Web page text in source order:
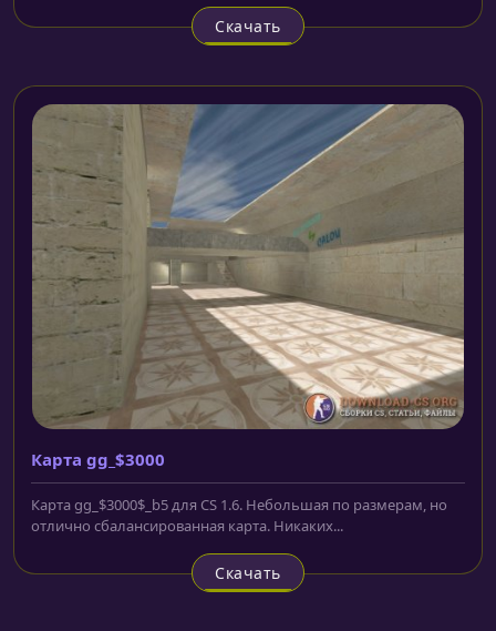
Скачать
Карта gg_$3000
Карта gg_$3000$_b5 для CS 1.6. Небольшая по размерам, но
отлично сбалансированная карта. Никаких...
Скачать